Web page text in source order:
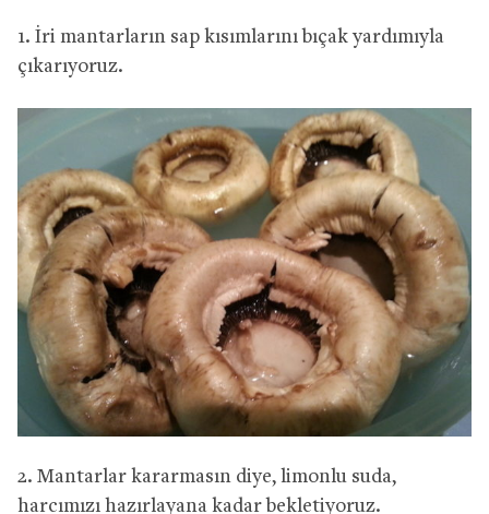
1. İri mantarların sap kısımlarını bıçak yardımıyla
çıkarıyoruz.
2. Mantarlar kararmasın diye, limonlu suda,
harcımızı hazırlayana kadar bekletiyoruz.